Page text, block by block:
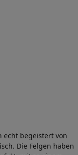
echt begeistert von
Die Felgen haben